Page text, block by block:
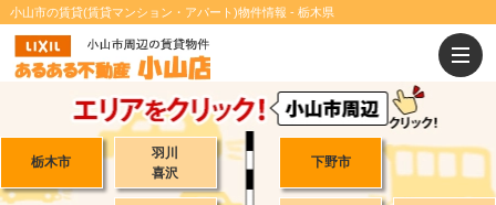
小山市の賃貸(賃貸マンション・アパート)物件情報 - 栃木県
栃木市
羽川
喜沢
下野市